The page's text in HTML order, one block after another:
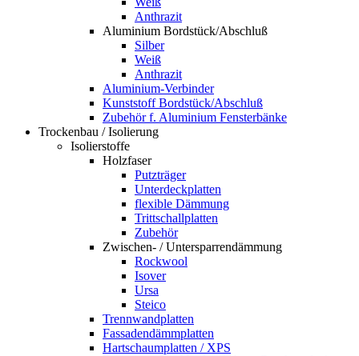
Anthrazit
Aluminium Bordstück/Abschluß
Silber
Weiß
Anthrazit
Aluminium-Verbinder
Kunststoff Bordstück/Abschluß
Zubehör f. Aluminium Fensterbänke
Trockenbau / Isolierung
Isolierstoffe
Holzfaser
Putzträger
Unterdeckplatten
flexible Dämmung
Trittschallplatten
Zubehör
Zwischen- / Untersparrendämmung
Rockwool
Isover
Ursa
Steico
Trennwandplatten
Fassadendämmplatten
Hartschaumplatten / XPS